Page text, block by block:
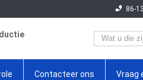
86-
Contacteer ons Vraag